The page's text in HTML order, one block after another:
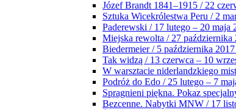
Józef Brandt 1841–1915 / 22
Sztuka Wicekrólestwa Peru / 2
Paderewski / 17 lutego – 20 maja
Miejska rewolta / 27 października
Biedermeier / 5 października
Tak widzą / 13 czerwca – 10
W warsztacie niderlandzkiego
Podróż do Edo / 25 lutego – 7
Spragnieni piękna. Pokaz
Bezcenne. Nabytki MNW / 17